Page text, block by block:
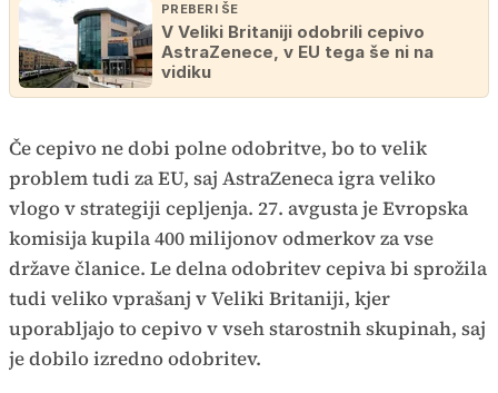
PREBERI ŠE
V Veliki Britaniji odobrili cepivo
AstraZenece, v EU tega še ni na
vidiku
Če cepivo ne dobi polne odobritve, bo to velik
problem tudi za EU, saj AstraZeneca igra veliko
vlogo v strategiji cepljenja. 27. avgusta je Evropska
komisija kupila 400 milijonov odmerkov za vse
države članice. Le delna odobritev cepiva bi sprožila
tudi veliko vprašanj v Veliki Britaniji, kjer
uporabljajo to cepivo v vseh starostnih skupinah, saj
je dobilo izredno odobritev.